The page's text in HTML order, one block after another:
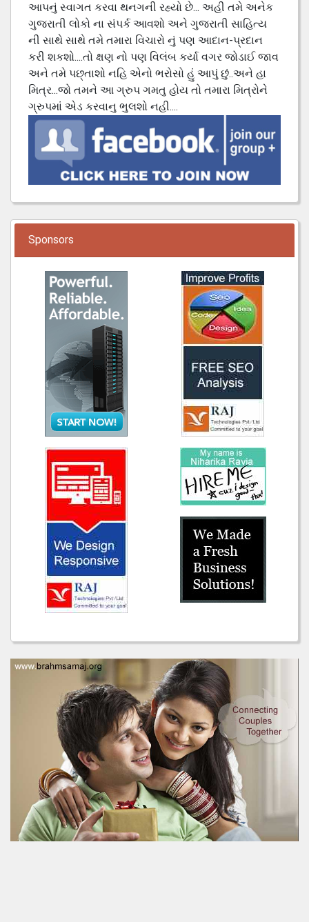
આપનું સ્વાગત કરવા થનગની રહ્યો છે... અહી તમે અનેક
ગુજરાતી લોકો ના સંપર્ક આવશો અને ગુજરાતી સાહિત્ય
ની સાથે સાથે તમે તમારા વિચારો નું પણ આદાન-પ્રદાન
કરી શકશો....તો ક્ષણ નો પણ વિલંબ કર્યા વગર જોડાઈ જાવ
અને તમે પછ્તાશો નહિ એનો ભરોસો હું આપું છું..અને હા
મિત્ર...જો તમને આ ગ્રુપ ગમતુ હોય તો તમારા મિત્રોને
ગ્રુપમાં એડ કરવાનુ ભુલશો નહી....
Sponsors